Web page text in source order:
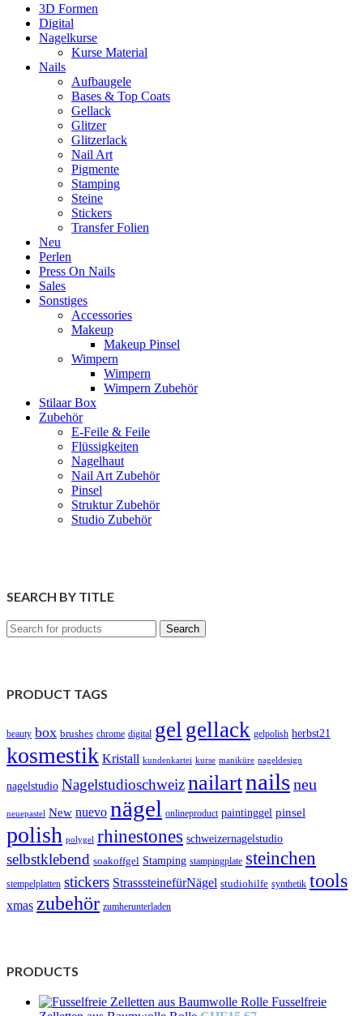
3D Formen
Digital
Nagelkurse
Kurse Material
Nails
Aufbaugele
Bases & Top Coats
Gellack
Glitzer
Glitzerlack
Nail Art
Pigmente
Stamping
Steine
Stickers
Transfer Folien
Neu
Perlen
Press On Nails
Sales
Sonstiges
Accessories
Makeup
Makeup Pinsel
Wimpern
Wimpern
Wimpern Zubehör
Stilaar Box
Zubehör
E-Feile & Feile
Flüssigkeiten
Nagelhaut
Nail Art Zubehör
Pinsel
Struktur Zubehör
Studio Zubehör
SEARCH BY TITLE
Search
PRODUCT TAGS
beauty box brushes chrome digital gel gellack gelpolish herbst21
kosmestik Kristall kundenkartei kurse maniküre nageldesign
nagelstudio Nagelstudioschweiznailartnailsneu
neuepastel New nuevo nägel onlineproduct paintinggel pinsel
polish polygel rhinestones schweizernagelstudio
selbstklebend soakoffgel Stamping stampingplate steinchen
stempelplatten stickers StrasssteinefürNägel studiohilfe synthetik tools
xmas zubehör zumherunterladen
PRODUCTS
Fusselfreie